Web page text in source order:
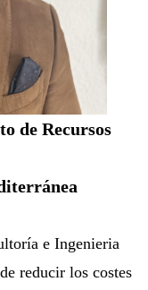
de Recursos
e Ingenieria
reducir los costes